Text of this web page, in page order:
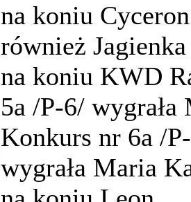
na koniu
również
na koniu KWD
5a /P-6/
Konkurs nr 6a /
wygrała Maria